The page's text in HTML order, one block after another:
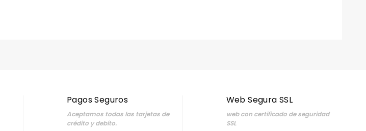
Pagos Seguros
Aceptamos todas las tarjetas de
crédito y debíto.
Web Segura SSL
web con certificado de seguridad
SSL